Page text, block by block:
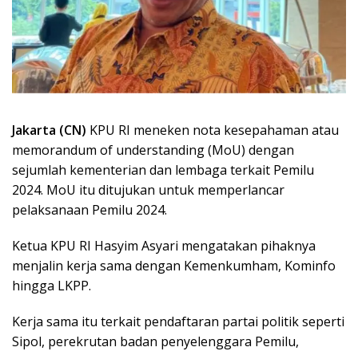
Jakarta (CN) KPU RI meneken nota kesepahaman atau
memorandum of understanding (MoU) dengan
sejumlah kementerian dan lembaga terkait Pemilu
2024. MoU itu ditujukan untuk memperlancar
pelaksanaan Pemilu 2024.
Ketua KPU RI Hasyim Asyari mengatakan pihaknya
menjalin kerja sama dengan Kemenkumham, Kominfo
hingga LKPP.
Kerja sama itu terkait pendaftaran partai politik seperti
Sipol, perekrutan badan penyelenggara Pemilu,